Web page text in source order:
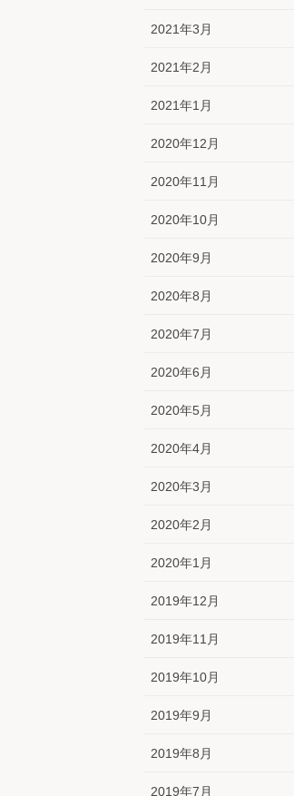
2021年3月
2021年2月
2021年1月
2020年12月
2020年11月
2020年10月
2020年9月
2020年8月
2020年7月
2020年6月
2020年5月
2020年4月
2020年3月
2020年2月
2020年1月
2019年12月
2019年11月
2019年10月
2019年9月
2019年8月
2019年7月